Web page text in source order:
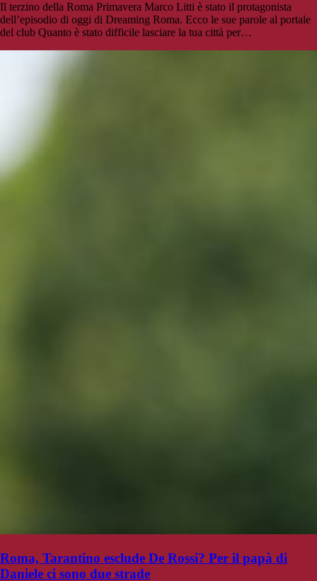
Il terzino della Roma Primavera Marco Litti è stato il protagonista
dell’episodio di oggi di Dreaming Roma. Ecco le sue parole al portale
del club Quanto è stato difficile lasciare la tua città per…
Roma, Tarantino esclude De Rossi? Per il papà di
Daniele ci sono due strade